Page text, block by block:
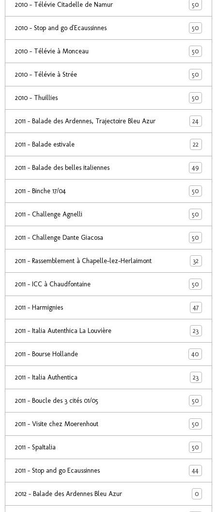
2010 - Télévie Citadelle de Namur 50
2010 - Stop and go d'Ecaussinnes 50
2010 - Télévie à Monceau 50
2010 - Télévie à Strée 50
2010 - Thuillies 50
2011 - Balade des Ardennes, Trajectoire Bleu Azur 24
2011 - Balade estivale 22
2011 - Balade des belles italiennes 49
2011 - Binche 17/04 50
2011 - Challenge Agnelli 50
2011 - Challenge Dante Giacosa 50
2011 - Rassemblement à Chapelle-lez-Herlaimont 32
2011 - ICC à Chaudfontaine 50
2011 - Harmignies 47
2011 - Italia Autenthica La Louvière 23
2011 - Bourse Hollande 40
2011 - Italia Authentica 23
2011 - Boucle des 3 cités 01/05 50
2011 - Visite chez Moerenhout 50
2011 - SpaItalia 50
2011 - Stop and go Ecaussinnes 44
2012 - Balade des Ardennes Bleu Azur 0